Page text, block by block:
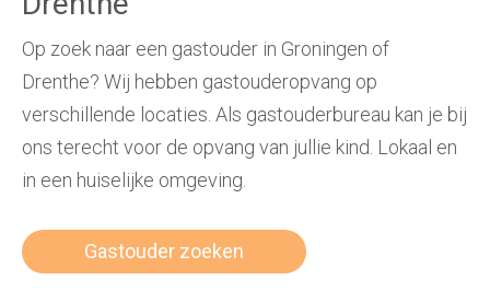
Op zoek naar een gastouder in Groningen of
Drenthe? Wij hebben gastouderopvang op
verschillende locaties. Als gastouderbureau kan je bij
ons terecht voor de opvang van jullie kind. Lokaal en
in een huiselijke omgeving.
Gastouder zoeken